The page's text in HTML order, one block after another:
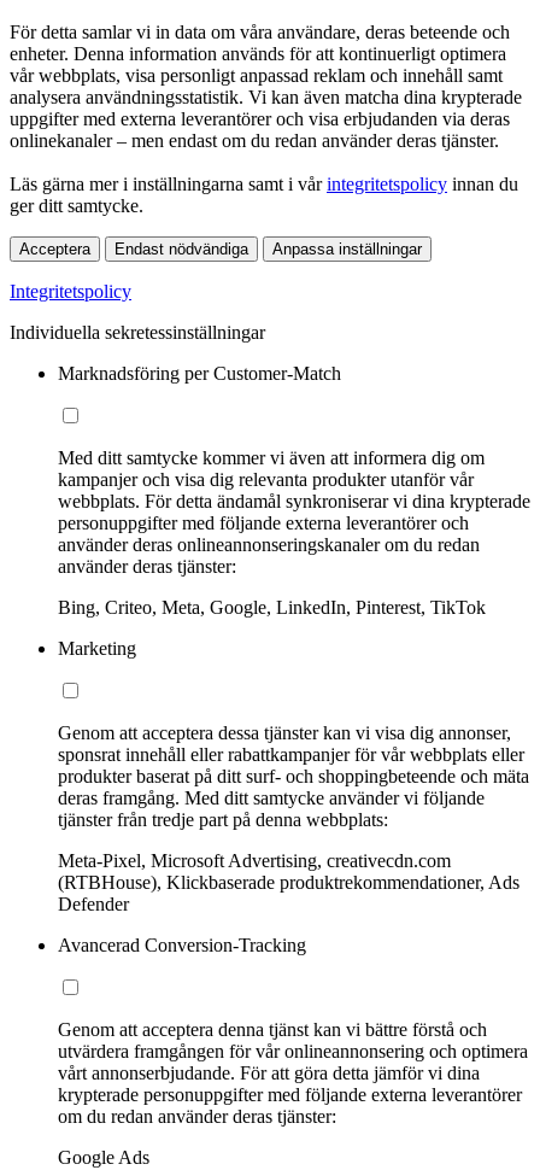
För detta samlar vi in data om våra användare, deras beteende och
enheter. Denna information används för att kontinuerligt optimera
vår webbplats, visa personligt anpassad reklam och innehåll samt
analysera användningsstatistik. Vi kan även matcha dina krypterade
uppgifter med externa leverantörer och visa erbjudanden via deras
onlinekanaler – men endast om du redan använder deras tjänster.
Läs gärna mer i inställningarna samt i vårintegritetspolicy innan du
ger ditt samtycke.
Acceptera Endast nödvändiga Anpassa inställningar
Integritetspolicy
Individuella sekretessinställningar
Marknadsföring per Customer-Match
Med ditt samtycke kommer vi även att informera dig om
kampanjer och visa dig relevanta produkter utanför vår
webbplats. För detta ändamål synkroniserar vi dina krypterade
personuppgifter med följande externa leverantörer och
använder deras onlineannonseringskanaler om du redan
använder deras tjänster:
Bing, Criteo, Meta, Google, LinkedIn, Pinterest, TikTok
Marketing
Genom att acceptera dessa tjänster kan vi visa dig annonser,
sponsrat innehåll eller rabattkampanjer för vår webbplats eller
produkter baserat på ditt surf- och shoppingbeteende och mäta
deras framgång. Med ditt samtycke använder vi följande
tjänster från tredje part på denna webbplats:
Meta-Pixel, Microsoft Advertising, creativecdn.com
(RTBHouse), Klickbaserade produktrekommendationer, Ads
Defender
Avancerad Conversion-Tracking
Genom att acceptera denna tjänst kan vi bättre förstå och
utvärdera framgången för vår onlineannonsering och optimera
vårt annonserbjudande. För att göra detta jämför vi dina
krypterade personuppgifter med följande externa leverantörer
om du redan använder deras tjänster:
Google Ads